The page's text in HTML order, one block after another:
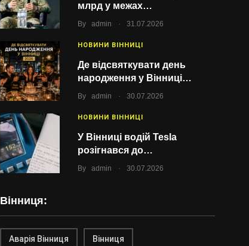
млрд у межах…
By admin . 31.07.2026
НОВИНИ ВІННИЦІ
Де відсвяткувати день
народження у Вінниці…
By admin . 30.07.2026
НОВИНИ ВІННИЦІ
У Вінниці водій Tesla
розігнався до…
By admin . 30.07.2026
Вінниця:
Аварія Вінниця Вінниця